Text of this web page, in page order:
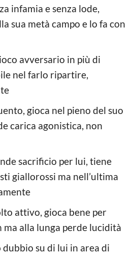
infamia e senza lode,
sua metà campo e lo fa con
avversario in più di
nel farlo ripartire,
gioca nel pieno del suo
carica agonistica, non
sacrificio per lui, tiene
giallorossi ma nell’ultima
attivo, gioca bene per
ma alla lunga perde lucidità
dubbio su di lui in area di